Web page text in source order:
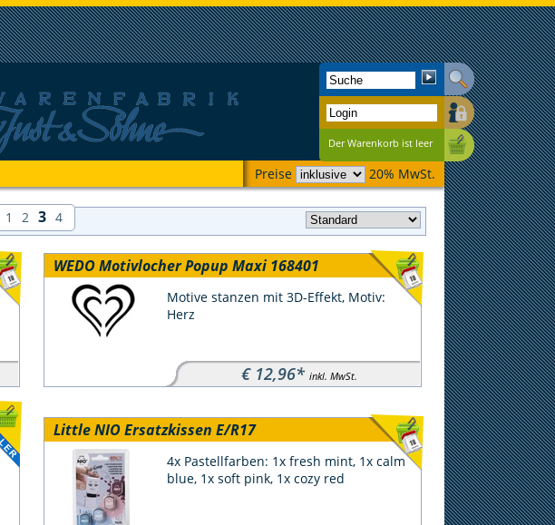
Der Warenkorb ist leer
Preise 20% MwSt.
1 2 3 4
WEDO Motivlocher Popup Maxi 168401
Motive stanzen mit 3D-Effekt, Motiv:
Herz
€ 12,96* inkl. MwSt.
Little NIO Ersatzkissen E/R17
4x Pastellfarben: 1x fresh mint, 1x calm
blue, 1x soft pink, 1x cozy red